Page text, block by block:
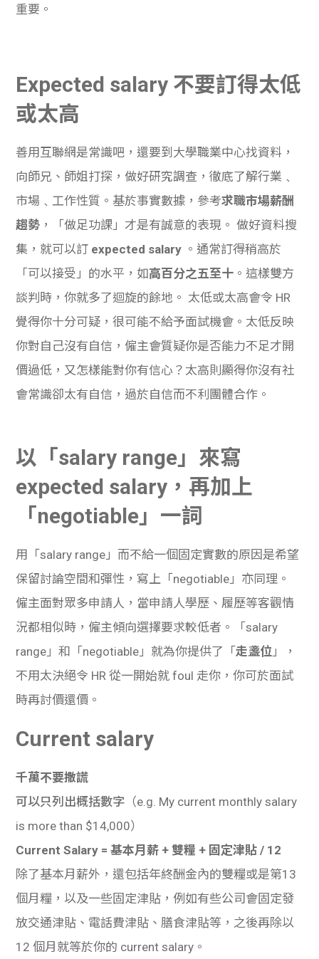
重要。
Expected salary 不要訂得太低
或太高
善用互聯網是常識吧，還要到大學職業中心找資料，
向師兄、師姐打探，做好研究調查，徹底了解行業﹑
市場﹑工作性質。基於事實數據，參考求職市場薪酬
趨勢 ，「做足功課」才是有誠意的表現。 做好資料搜
集，就可以訂 expected salary 。通常訂得稍高於
「可以接受」的水平，如高百分之五至十 。這樣雙方
談判時，你就多了迴旋的餘地。 太低或太高會令 HR
覺得你十分可疑，很可能不給予面試機會。太低反映
你對自己沒有自信，僱主會質疑你是否能力不足才開
價過低，又怎樣能對你有信心？太高則顯得你沒有社
會常識卻太有自信，過於自信而不利團體合作。
以「salary range」來寫
expected salary，再加上
「negotiable」一詞
用「salary range」而不給一個固定實數的原因是希望
保留討論空間和彈性，寫上「negotiable」亦同理。
僱主面對眾多申請人，當申請人學歷、履歷等客觀情
況都相似時，僱主傾向選擇要求較低者。「salary
range」和「negotiable」就為你提供了「走盞位 」，
不用太決絕令 HR 從一開始就 foul 走你，你可於面試
時再討價還價。
Current salary
千萬不要撒謊
可以只列出概括數字 （e.g. My current monthly salary
is more than $14,000）
Current Salary = 基本月薪 + 雙糧 + 固定津貼 / 12
除了基本月薪外，還包括年終酬金內的雙糧或是第13
個月糧，以及一些固定津貼，例如有些公司會固定發
放交通津貼、電話費津貼、膳食津貼等，之後再除以
12 個月就等於你的 current salary。